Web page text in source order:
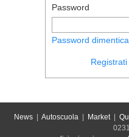
Password
Password
Registrati
News| Autoscuola| Market|